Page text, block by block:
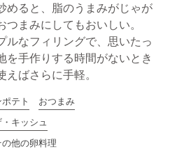
めると、脂のうまみがじゃが
まみにしてもおいしい。
ルなフィリングで、思いたっ
を手作りする時間がないとき
ばさらに手軽。
テト
おつまみ
キッシュ
の他の卵料理